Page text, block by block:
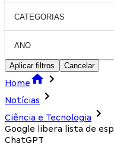
CATEGORIAS
ANO
Aplicar filtros Cancelar
Home
Notícias
Ciência e Tecnologia
Google libera lista de
ChatGPT